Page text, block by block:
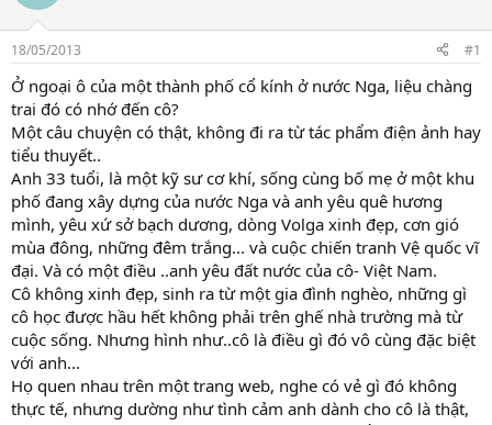
d
s
t
a
t
e
r
18/05/2013 #1
Ở ngoại ô của một thành phố cổ kính ở nước Nga, liệu chàng
trai đó có nhớ đến cô?
Một câu chuyện có thật, không đi ra từ tác phẩm điện ảnh hay
tiểu thuyết..
Anh 33 tuổi, là một kỹ sư cơ khí, sống cùng bố mẹ ở một khu
phố đang xây dựng của nước Nga và anh yêu quê hương
mình, yêu xứ sở bạch dương, dòng Volga xinh đẹp, cơn gió
mùa đông, những đêm trắng... và cuộc chiến tranh Vệ quốc vĩ
đại. Và có một điều ..anh yêu đất nước của cô- Việt Nam.
Cô không xinh đẹp, sinh ra từ một gia đình nghèo, những gì
cô học được hầu hết không phải trên ghế nhà trường mà từ
cuộc sống. Nhưng hình như..cô là điều gì đó vô cùng đặc biệt
với anh...
Họ quen nhau trên một trang web, nghe có vẻ gì đó không
thực tế, nhưng dường như tình cảm anh dành cho cô là thật,